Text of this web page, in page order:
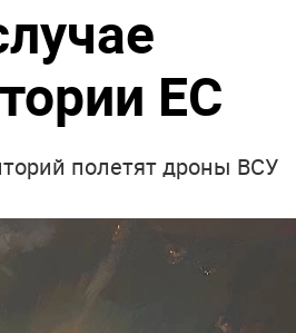
ЕС
полетят дроны ВСУ